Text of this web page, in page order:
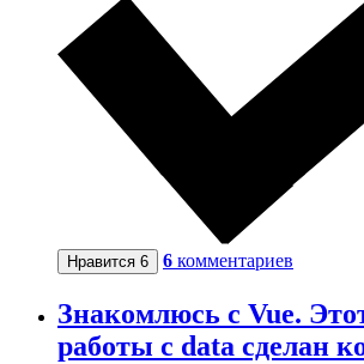
Нравится 6 6 комментариев
Знакомлюсь с Vue.
работы с data сделан